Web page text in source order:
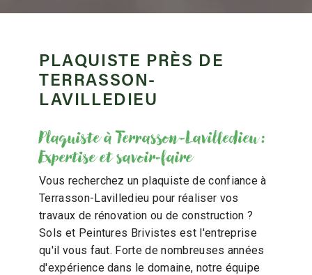
PLAQUISTE PRÈS DE
TERRASSON-
LAVILLEDIEU
Plaquiste à Terrasson-Lavilledieu :
Expertise et savoir-faire
Vous recherchez un plaquiste de confiance à
Terrasson-Lavilledieu pour réaliser vos
travaux de rénovation ou de construction ?
Sols et Peintures Brivistes est l'entreprise
qu'il vous faut. Forte de nombreuses années
d'expérience dans le domaine, notre équipe